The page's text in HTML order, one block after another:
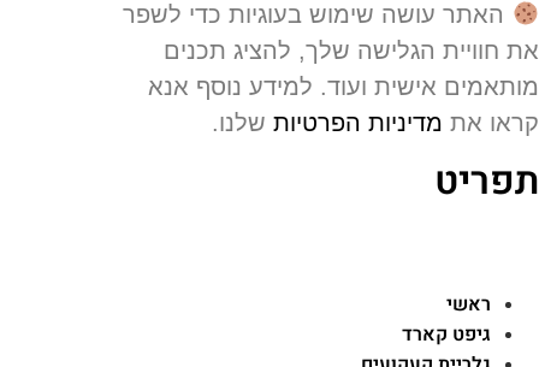
האתר עושה שימוש בעוגיות כדי לשפר
חוויית הגלישה שלך, להציג תכנים
אישית ועוד. למידע נוסף אנא
אתמדיניות הפרטיותשלנו.
ראשי
גיפט קארד